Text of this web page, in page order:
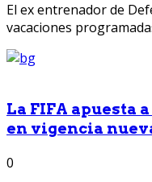
El ex entrenador de
vacaciones
La FIFA apuesta
en vigencia
0